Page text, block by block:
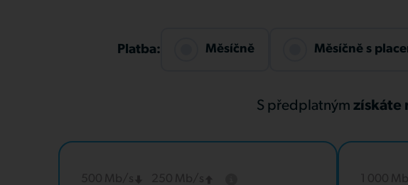
Platba: Měsíčně Měsíčně s
S předplatným získáte